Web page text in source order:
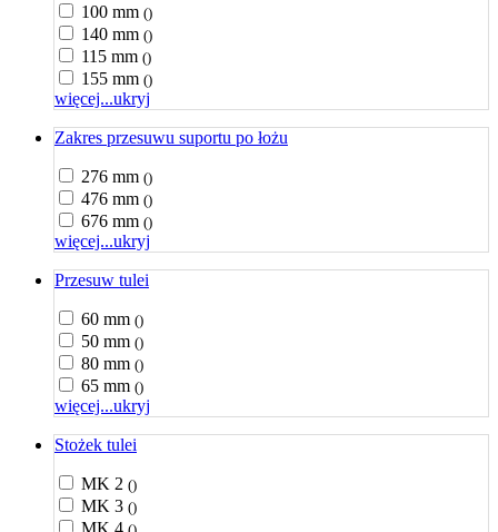
100 mm ()
140 mm ()
115 mm ()
155 mm ()
więcej...ukryj
Zakres przesuwu suportu po łożu
276 mm ()
476 mm ()
676 mm ()
więcej...ukryj
Przesuw tulei
60 mm ()
50 mm ()
80 mm ()
65 mm ()
więcej...ukryj
Stożek tulei
MK 2 ()
MK 3 ()
MK 4